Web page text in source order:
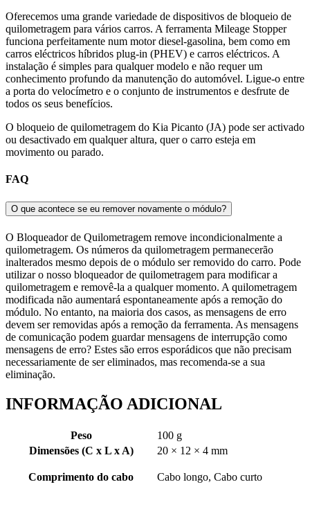
Oferecemos uma grande variedade de dispositivos de bloqueio de
quilometragem para vários carros. A ferramenta Mileage Stopper
funciona perfeitamente num motor diesel-gasolina, bem como em
carros eléctricos híbridos plug-in (PHEV) e carros eléctricos. A
instalação é simples para qualquer modelo e não requer um
conhecimento profundo da manutenção do automóvel. Ligue-o entre
a porta do velocímetro e o conjunto de instrumentos e desfrute de
todos os seus benefícios.
O bloqueio de quilometragem do Kia Picanto (JA) pode ser activado
ou desactivado em qualquer altura, quer o carro esteja em
movimento ou parado.
FAQ
O que acontece se eu remover novamente o módulo?
O Bloqueador de Quilometragem remove incondicionalmente a
quilometragem. Os números da quilometragem permanecerão
inalterados mesmo depois de o módulo ser removido do carro. Pode
utilizar o nosso bloqueador de quilometragem para modificar a
quilometragem e removê-la a qualquer momento. A quilometragem
modificada não aumentará espontaneamente após a remoção do
módulo. No entanto, na maioria dos casos, as mensagens de erro
devem ser removidas após a remoção da ferramenta. As mensagens
de comunicação podem guardar mensagens de interrupção como
mensagens de erro? Estes são erros esporádicos que não precisam
necessariamente de ser eliminados, mas recomenda-se a sua
eliminação.
INFORMAÇÃO ADICIONAL
Peso
100 g
Dimensões (C x L x A)
20 × 12 × 4 mm
Comprimento do cabo Cabo longo, Cabo curto